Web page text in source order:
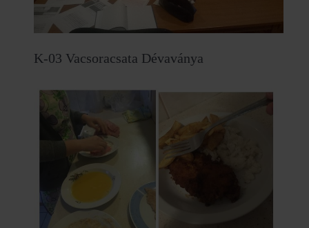
K-03 Vacsoracsata Dévaványa